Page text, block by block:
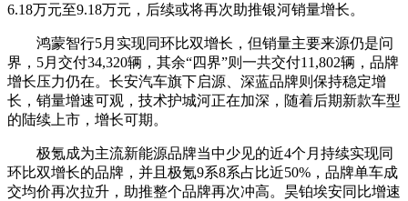
6.18万元至9.18万元，后续或将再次助推银河销量增长。
鸿蒙智行5月实现同环比双增长，但销量主要来源仍是问
界，5月交付34,320辆，其余“四界”则一共交付11,802辆，品牌
增长压力仍在。长安汽车旗下启源、深蓝品牌则保持稳定增
长，销量增速可观，技术护城河正在加深，随着后期新款车型
的陆续上市，增长可期。
极氪成为主流新能源品牌当中少见的近4个月持续实现同
环比双增长的品牌，并且极氪9系8系占比近50%，品牌单车成
交均价再次拉升，助推整个品牌再次冲高。昊铂埃安同比增速